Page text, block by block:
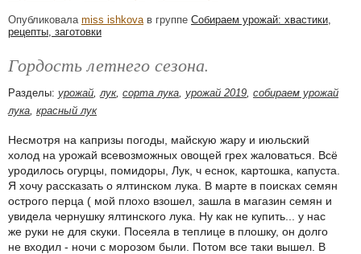
Опубликовала miss ishkovaв группе Собираем урожай: хвастики,
рецепты, заготовки
Гордость летнего сезона.
Разделы: урожай,лук, сорта лука, урожай 2019, собираем урожай
лука, красный лук
Несмотря на капризы погоды, майскую жару и июльский
холод на урожай всевозможных овощей грех жаловаться. Всё
уродилось огурцы, помидоры, Лук, ч еснок, картошка, капуста.
Я хочу рассказать о ялтинском лука. В марте в поисках семян
острого перца ( мой плохо взошел, зашла в магазин семян и
увидела чернушку ялтинского лука. Ну как не купить... у нас
же руки не для скуки. Посеяла в теплице в плошку, он долго
не входил - ночи с морозом были. Потом все таки вышел. В